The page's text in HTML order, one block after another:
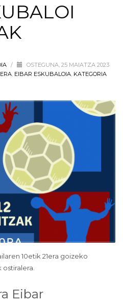
/
OSTEGUNA, 25 MAIATZA 2023
, EIBAR ESKUBALOIA, KATEGORIA
10etik 21era goizeko
Eibar